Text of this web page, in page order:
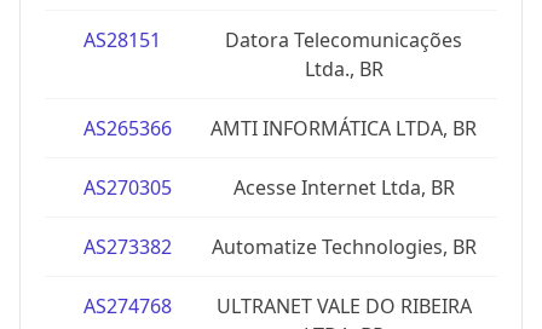
AS28151
Datora Telecomunicações
Ltda., BR
AS265366 AMTI INFORMÁTICA LTDA, BR
AS270305 Acesse Internet Ltda, BR
AS273382 Automatize Technologies, BR
AS274768
ULTRANET VALE DO RIBEIRA